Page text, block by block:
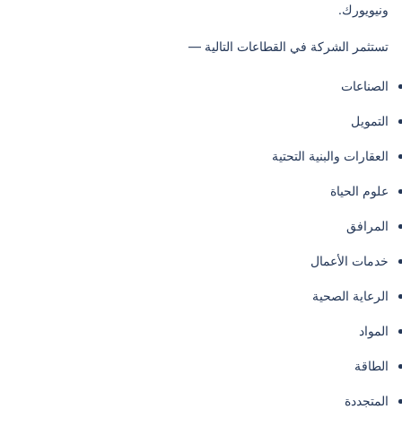
ونيويورك.
تستثمر الشركة في القطاعات التالية —
الصناعات
التمويل
العقارات والبنية التحتية
علوم الحياة
المرافق
خدمات الأعمال
الرعاية الصحية
المواد
الطاقة
المتجددة